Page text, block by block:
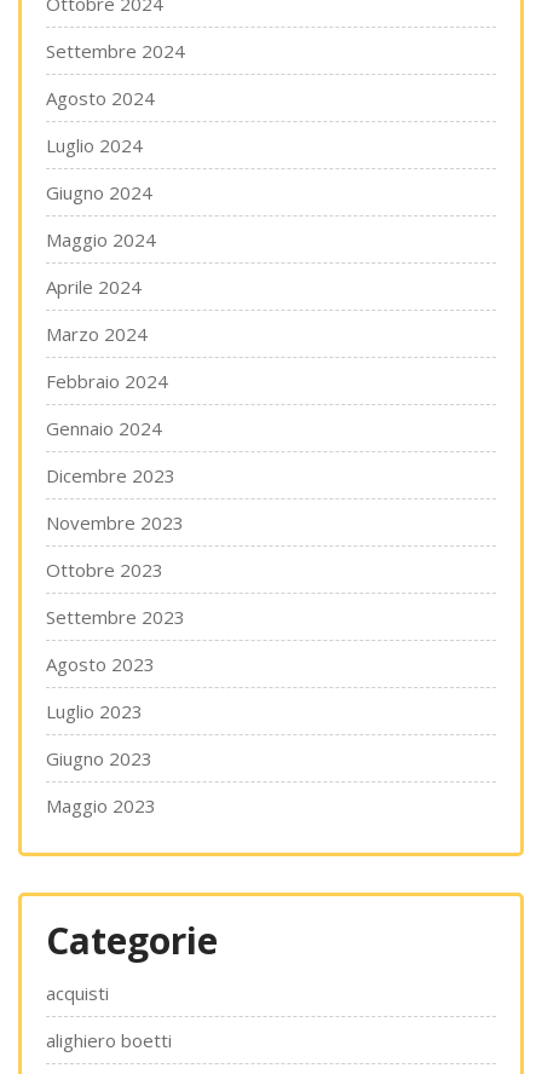
Settembre 2024
Agosto 2024
Luglio 2024
Giugno 2024
Maggio 2024
Aprile 2024
Marzo 2024
Febbraio 2024
Gennaio 2024
Dicembre 2023
Novembre 2023
Ottobre 2023
Settembre 2023
Agosto 2023
Luglio 2023
Giugno 2023
Maggio 2023
Categorie
acquisti
alighiero boetti